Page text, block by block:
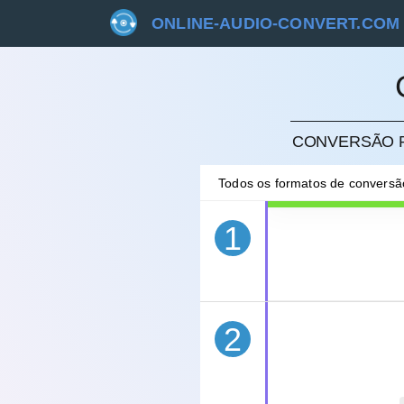
ONLINE-AUDIO-CONVERT.COM
CONVERSÃO
Todos os formatos de
1
2